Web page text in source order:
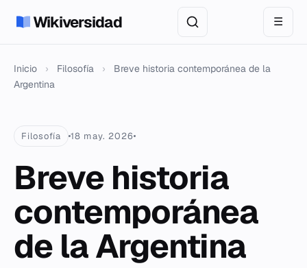
Wikiversidad ☰
Inicio › Filosofía ›
Breve historia contemporánea de la
Argentina
Filosofía 18 may. 2026
Breve historia
contemporánea
de la Argentina